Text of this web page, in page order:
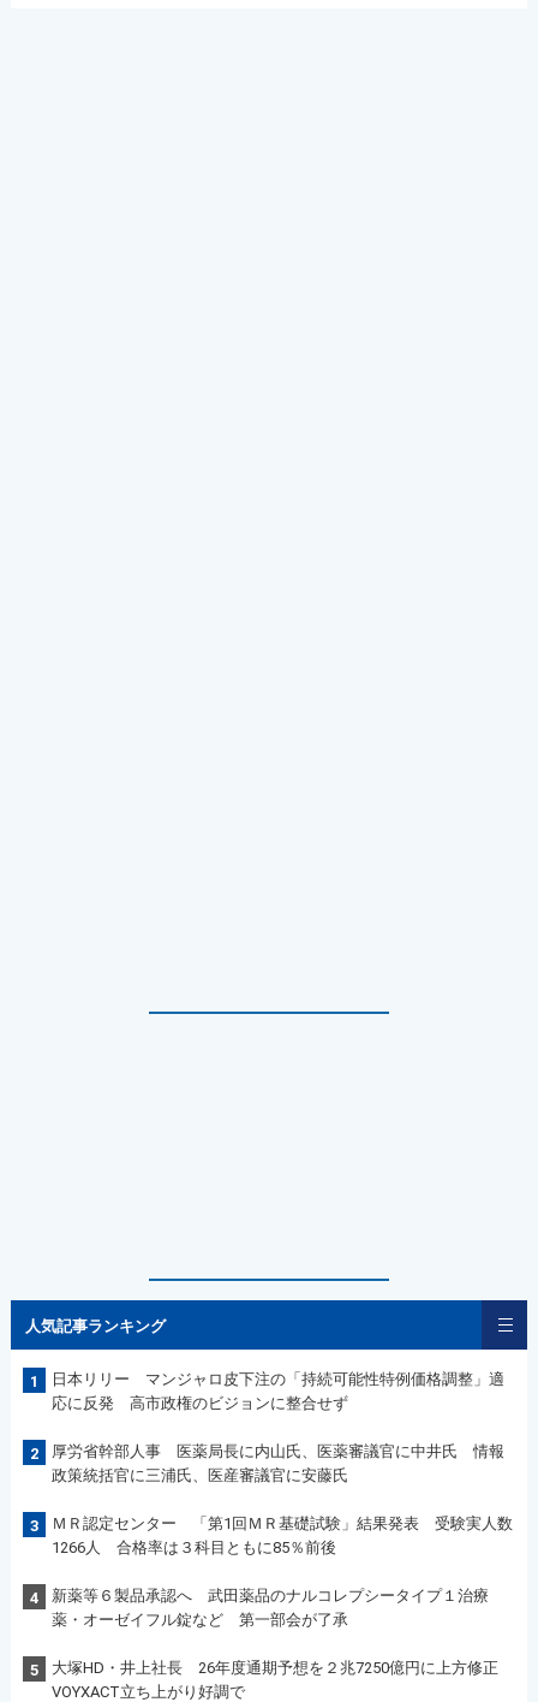
人気記事ランキング
1
日本リリー マンジャロ皮下注の「持続可能性特例価格調整」適
応に反発 高市政権のビジョンに整合せず
2
厚労省幹部人事 医薬局長に内山氏、医薬審議官に中井氏 情報
政策統括官に三浦氏、医産審議官に安藤氏
3
ＭＲ認定センター 「第1回ＭＲ基礎試験」結果発表 受験実人数
1266人 合格率は３科目ともに85％前後
4
新薬等６製品承認へ 武田薬品のナルコレプシータイプ１治療
薬・オーゼイフル錠など 第一部会が了承
5
大塚HD・井上社長 26年度通期予想を２兆7250億円に上方修正
VOYXACT立ち上がり好調で